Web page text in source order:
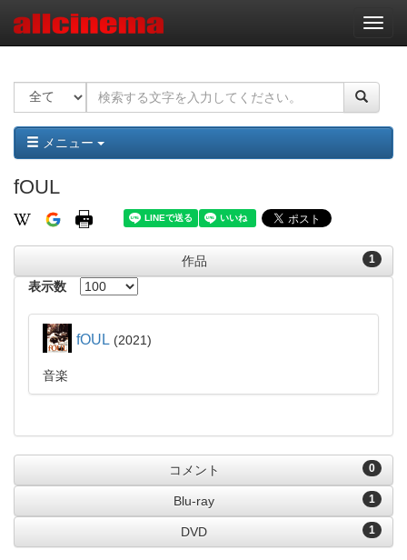
ナ
ビ
ー
ョ
ン
メニュー
fOUL
1
作品
表示数
fOUL 2021
音楽
0
コメント
1
Blu-ray
1
DVD